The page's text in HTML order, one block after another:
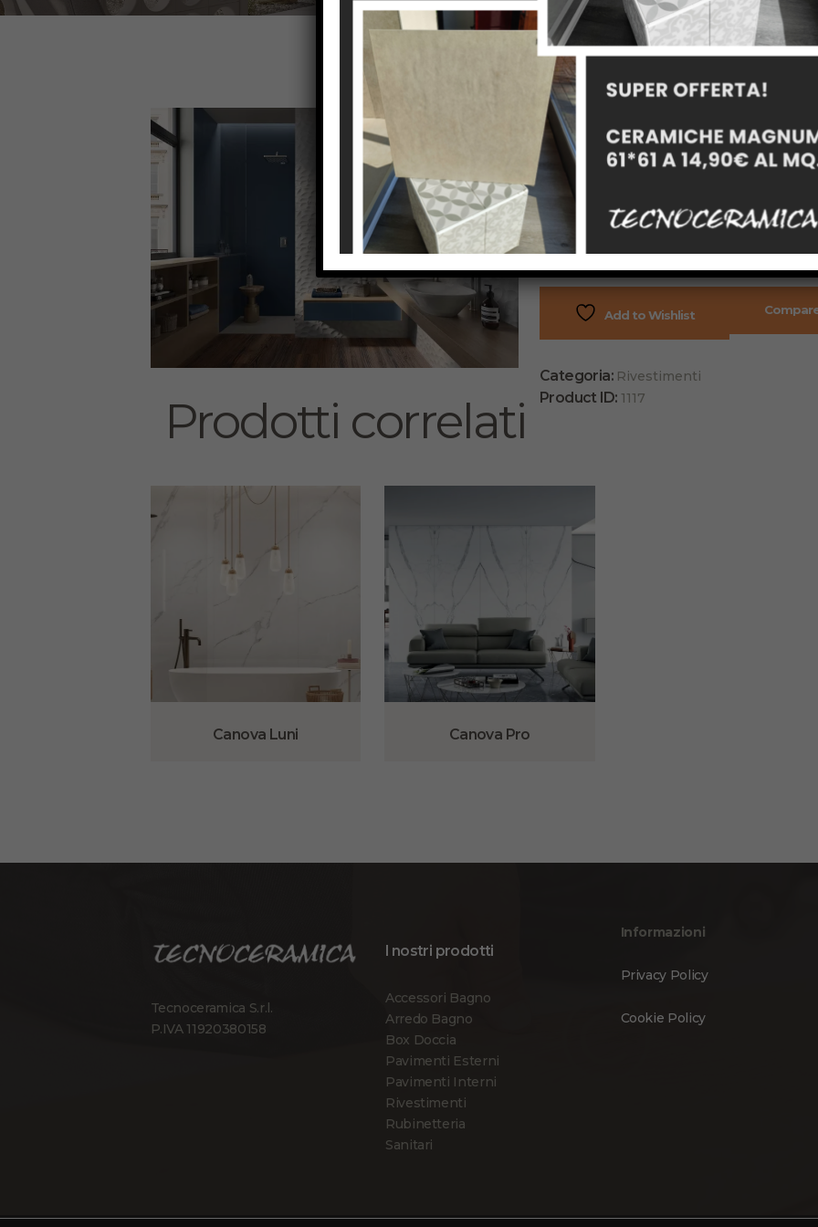
RIVESTIMENTO
SPATULA MATT E DECORO
FORMATO 30X90
SEMILUCIDO RETTICATO
Colori bianco – blu
disponibile anche in altre colorazioni:
beige – tortora – turquoise – cotta
Add to Wishlist
Categoria: Rivestimenti
Product ID: 1117
Prodotti correlati
Canova Luni Canova Pro
Tecnoceramica S.r.l.
P.IVA 11920380158
I nostri prodotti
Accessori Bagno
Arredo Bagno
Box Doccia
Pavimenti Esterni
Pavimenti Interni
Rivestimenti
Rubinetteria
Sanitari
Informazioni
Privacy Policy
Cookie Policy